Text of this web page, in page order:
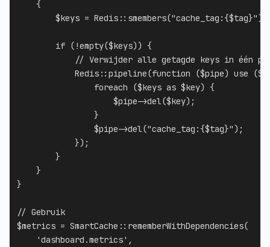
{
$keys = Redis :: smembers("cache_tag:{$tag}")
if ( !empty($keys)) {
// Verwijder alle getagde keys in één
Redis :: pipeline(function ($pipe) use (
foreach
($keys as $key) {
$pipe->del($key) ;
}
$pipe->del("cache_tag:{$tag}") ;
}) ;
}
}
}
// Gebruik
$metrics = SmartCache :: rememberWithDependencies(
'dashboard.metrics' ,